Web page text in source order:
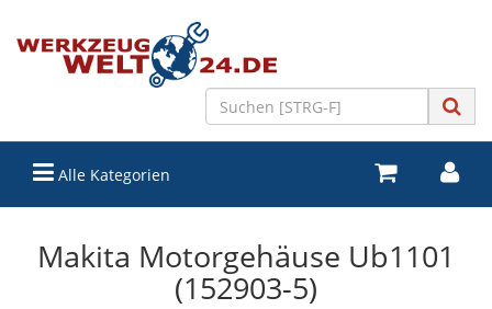
Alle Kategorien
Makita Motorgehäuse Ub1101
(152903-5)